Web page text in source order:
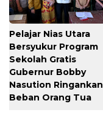
Pelajar Nias Utara
Bersyukur Program
Sekolah Gratis
Gubernur Bobby
Nasution Ringankan
Beban Orang Tua